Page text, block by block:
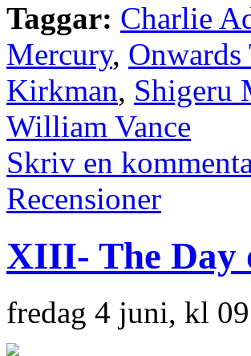
Taggar: Charlie
Mercury,
Kirkman, Shigeru
William Vance
Skriv en
Recensioner
XIII- The Day
fredag 4 juni, kl